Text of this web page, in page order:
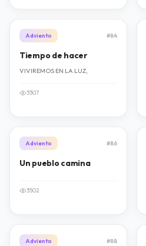
Adviento #84
Tiempo de hacer
VIVIREMOS EN LA LUZ,
3307
Adviento #86
Un pueblo camina
3502
Adviento #88